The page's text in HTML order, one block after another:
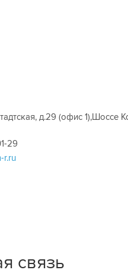
д.29 (офис 1),Шоссе
29
r.ru
связь